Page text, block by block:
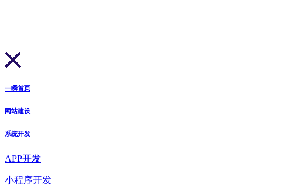
一瞬首页
网站建设
系统开发
APP开发
小程序开发